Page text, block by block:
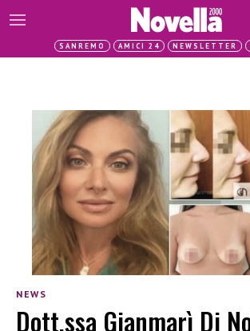
SANREMO AMICI 24 NEWSLETTER
NEWS
Dott.ssa Gianmarì Di